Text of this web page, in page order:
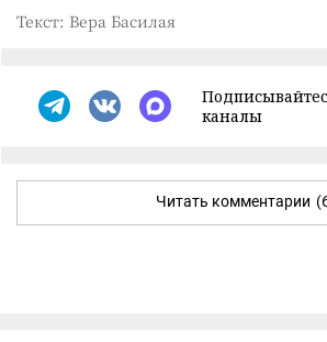
Текст: Вера Басилая
каналы
Читать комментарии